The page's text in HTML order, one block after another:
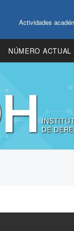
Actividades
NÚMERO ACTUAL